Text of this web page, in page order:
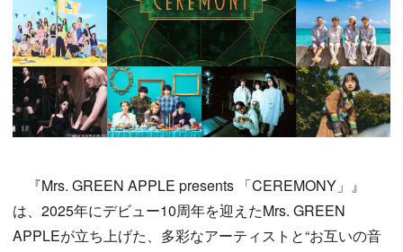
『Mrs. GREEN APPLE presents 「CEREMONY」』
は、2025年にデビュー10周年を迎えたMrs. GREEN
APPLEが立ち上げた、多彩なアーティストと“お互いの音